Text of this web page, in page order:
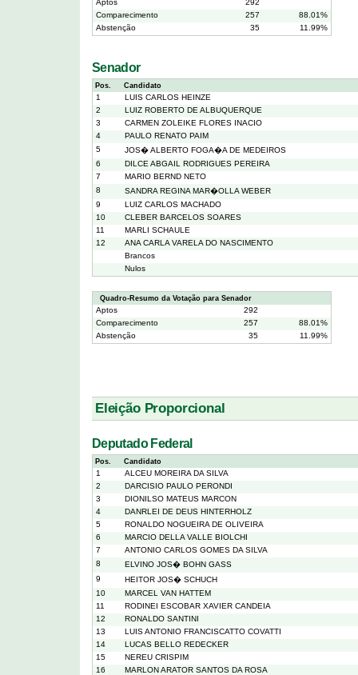
Comparecimento
257
88.01%
Abstenção
35 11.99%
Senador
Pos. Candidato
1
LUIS CARLOS HEINZE
2
LUIZ ROBERTO DE ALBUQUERQUE
3
CARMEN ZOLEIKE FLORES INACIO
4
PAULO RENATO PAIM
5
JOS� ALBERTO FOGA�A DE MEDEIROS
6
DILCE ABGAIL RODRIGUES PEREIRA
7
MARIO BERND NETO
8
SANDRA REGINA MAR�OLLA WEBER
9
LUIZ CARLOS MACHADO
10
CLEBER BARCELOS SOARES
11
MARLI SCHAULE
12
ANA CARLA VARELA DO NASCIMENTO
Brancos
Nulos
Quadro-Resumo da Votação para Senador
Aptos
292
Comparecimento
257
88.01%
Abstenção
35 11.99%
Eleição Proporcional
Deputado Federal
Pos. Candidato
1
ALCEU MOREIRA DA SILVA
2
DARCISIO PAULO PERONDI
3
DIONILSO MATEUS MARCON
4
DANRLEI DE DEUS HINTERHOLZ
5
RONALDO NOGUEIRA DE OLIVEIRA
6
MARCIO DELLA VALLE BIOLCHI
7
ANTONIO CARLOS GOMES DA SILVA
8
ELVINO JOS� BOHN GASS
9
HEITOR JOS� SCHUCH
10
MARCEL VAN HATTEM
11
RODINEI ESCOBAR XAVIER CANDEIA
12
RONALDO SANTINI
13
LUIS ANTONIO FRANCISCATTO COVATTI
14
LUCAS BELLO REDECKER
15
NEREU CRISPIM
16
MARLON ARATOR SANTOS DA ROSA